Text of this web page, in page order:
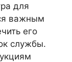
для
важным
его
службы.